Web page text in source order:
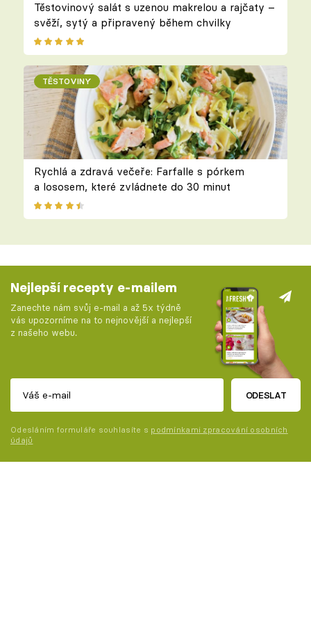
Těstovinový salát s uzenou makrelou a rajčaty –
svěží, sytý a připravený během chvilky
TĚSTOVINY
Rychlá a zdravá večeře: Farfalle s pórkem
a lososem, které zvládnete do 30 minut
Nejlepší recepty e-mailem
Zanechte nám svůj e-mail a až 5x týdně
vás upozorníme na to nejnovější a nejlepší
z našeho webu.
ODESLAT
Odesláním formuláře souhlasíte s podmínkami zpracování osobních
údajů